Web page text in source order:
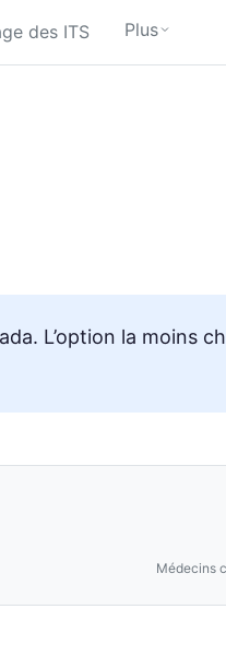
des ITS Plus
L’option la moins
Médecins